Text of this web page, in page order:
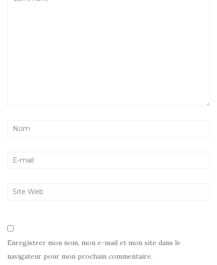
Enregistrer mon nom, mon e-mail et mon site dans le
navigateur pour mon prochain commentaire.